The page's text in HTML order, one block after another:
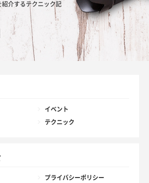
介するテクニック記
イベント
テクニック
プライバシーポリシー